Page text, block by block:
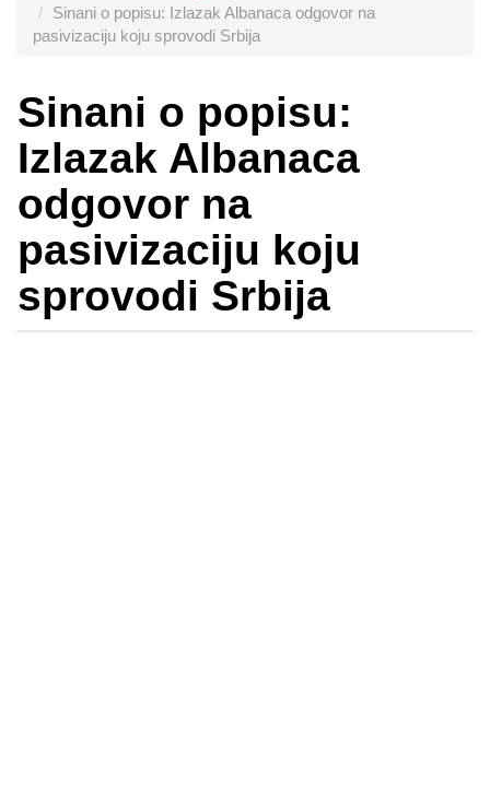
Sinani o popisu: Izlazak Albanaca odgovor na
pasivizaciju koju sprovodi Srbija
Sinani o popisu:
Izlazak Albanaca
odgovor na
pasivizaciju koju
sprovodi Srbija